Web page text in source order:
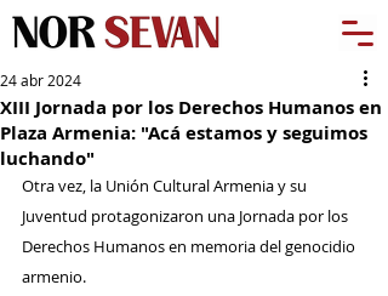
XIII Jornada por los Derechos Humanos en
Plaza Armenia: "Acá estamos y seguimos
luchando"
24 abr 2024
Otra vez, la Unión Cultural Armenia y su
Juventud protagonizaron una Jornada por los
Derechos Humanos en memoria del genocidio
armenio.